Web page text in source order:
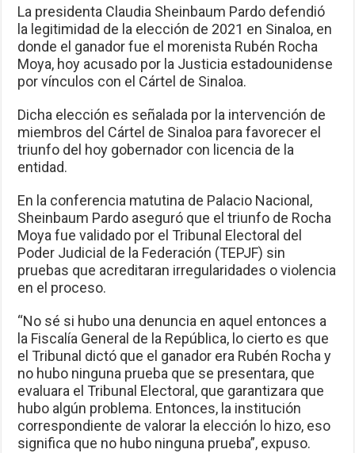
La presidenta Claudia Sheinbaum Pardo defendió
la legitimidad de la elección de 2021 en Sinaloa, en
donde el ganador fue el morenista Rubén Rocha
Moya, hoy acusado por la Justicia estadounidense
por vínculos con el Cártel de Sinaloa.
Dicha elección es señalada por la intervención de
miembros del Cártel de Sinaloa para favorecer el
triunfo del hoy gobernador con licencia de la
entidad.
En la conferencia matutina de Palacio Nacional,
Sheinbaum Pardo aseguró que el triunfo de Rocha
Moya fue validado por el Tribunal Electoral del
Poder Judicial de la Federación (TEPJF) sin
pruebas que acreditaran irregularidades o violencia
en el proceso.
“No sé si hubo una denuncia en aquel entonces a
la Fiscalía General de la República, lo cierto es que
el Tribunal dictó que el ganador era Rubén Rocha y
no hubo ninguna prueba que se presentara, que
evaluara el Tribunal Electoral, que garantizara que
hubo algún problema. Entonces, la institución
correspondiente de valorar la elección lo hizo, eso
significa que no hubo ninguna prueba”, expuso.